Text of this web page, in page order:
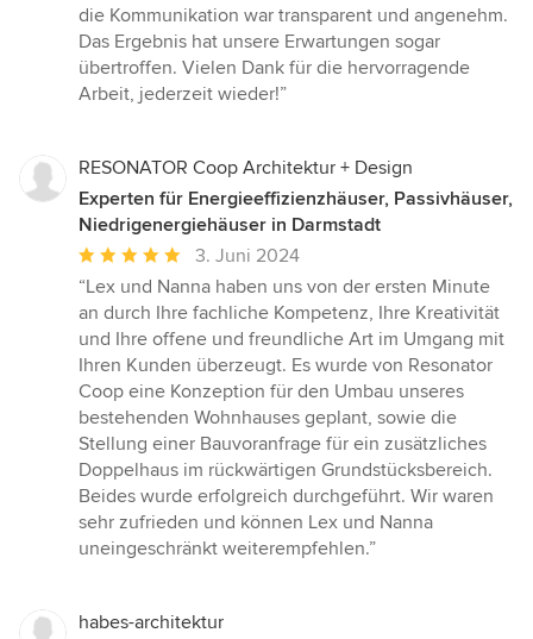
die Kommunikation war transparent und angenehm.
Das Ergebnis hat unsere Erwartungen sogar
übertroffen. Vielen Dank für die hervorragende
Arbeit, jederzeit wieder!”
RESONATOR Coop Architektur + Design
Experten für Energieeffizienzhäuser, Passivhäuser,
Niedrigenergiehäuser in Darmstadt
Durchschnittliche
Bewertung:
5
von
5
Sternen
3. Juni 2024
“Lex und Nanna haben uns von der ersten Minute
an durch Ihre fachliche Kompetenz, Ihre Kreativität
und Ihre offene und freundliche Art im Umgang mit
Ihren Kunden überzeugt. Es wurde von Resonator
Coop eine Konzeption für den Umbau unseres
bestehenden Wohnhauses geplant, sowie die
Stellung einer Bauvoranfrage für ein zusätzliches
Doppelhaus im rückwärtigen Grundstücksbereich.
Beides wurde erfolgreich durchgeführt. Wir waren
sehr zufrieden und können Lex und Nanna
uneingeschränkt weiterempfehlen.”
habes-architektur